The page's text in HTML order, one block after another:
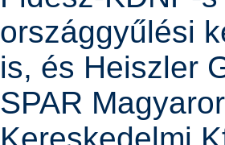
országgyűlési
is, és Heiszler
SPAR